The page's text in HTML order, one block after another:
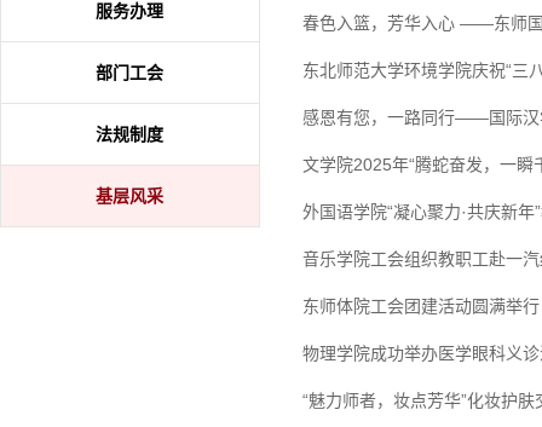
服务办理
部门工会
法规制度
基层风采
春色入篮，芳华入心 ——东师
东北师范大学环境学院庆祝“三
感恩有您，一路同行——国际汉
文学院2025年“腾蛇奋发，一瞬
外国语学院“凝心聚力·共庆新
音乐学院工会组织教职工赴一
东师体院工会团建活动圆满举
物理学院成功举办医学眼科义
“魅力师者，妆点芳华”化妆护